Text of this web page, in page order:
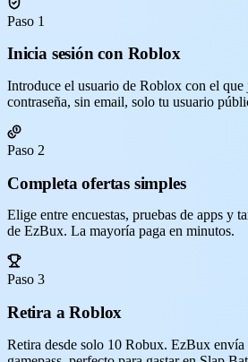
Paso 1
Inicia sesión con Roblox
Introduce el usuario de Roblox con el que
contraseña, sin email, solo tu usuario
Paso 2
Completa ofertas simples
Elige entre encuestas, pruebas de apps y
de EzBux. La mayoría paga en minutos.
Paso 3
Retira a Roblox
Retira desde solo 10 Robux. EzBux